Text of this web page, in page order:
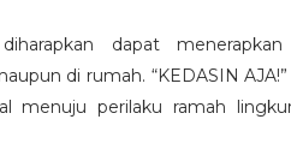
dapat menerapkan
di rumah. “KEDASIN AJA!”
menuju perilaku ramah